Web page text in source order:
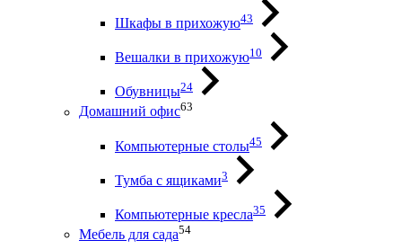
Шкафы в прихожую43
Вешалки в прихожую10
Обувницы24
Домашний офис63
Компьютерные столы45
Тумба с ящиками3
Компьютерные кресла35
Мебель для сада54